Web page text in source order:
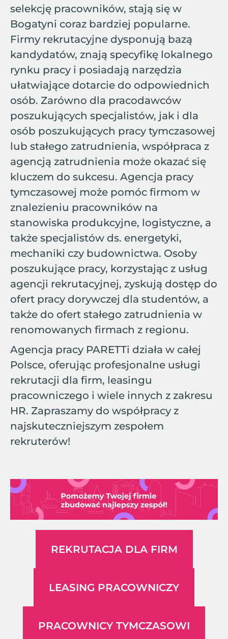
selekcję pracowników, stają się w
Bogatyni coraz bardziej popularne.
Firmy rekrutacyjne dysponują bazą
kandydatów, znają specyfikę lokalnego
rynku pracy i posiadają narzędzia
ułatwiające dotarcie do odpowiednich
osób. Zarówno dla pracodawców
poszukujących specjalistów, jak i dla
osób poszukujących pracy tymczasowej
lub stałego zatrudnienia, współpraca z
agencją zatrudnienia może okazać się
kluczem do sukcesu. Agencja pracy
tymczasowej może pomóc firmom w
znalezieniu pracowników na
stanowiska produkcyjne, logistyczne, a
także specjalistów ds. energetyki,
mechaniki czy budownictwa. Osoby
poszukujące pracy, korzystając z usług
agencji rekrutacyjnej, zyskują dostęp do
ofert pracy dorywczej dla studentów, a
także do ofert stałego zatrudnienia w
renomowanych firmach z regionu.
Agencja pracy PARETTi działa w całej
Polsce, oferując profesjonalne usługi
rekrutacji dla firm, leasingu
pracowniczego i wiele innych z zakresu
HR. Zapraszamy do współpracy z
najskuteczniejszym zespołem
rekruterów!
REKRUTACJA DLA FIRM
LEASING PRACOWNICZY
PRACOWNICY TYMCZASOWI